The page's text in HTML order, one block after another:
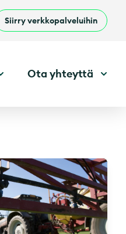
Siirry verkkopalveluihin
Ota yhteyttä